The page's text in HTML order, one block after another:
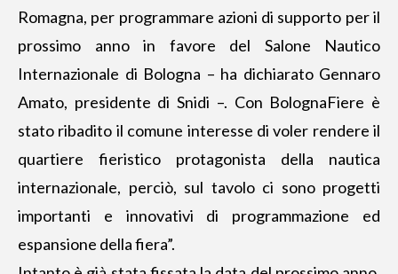
Romagna, per programmare azioni di supporto per il
prossimo anno in favore del Salone Nautico
Internazionale di Bologna – ha dichiarato Gennaro
Amato, presidente di Snidi –. Con BolognaFiere è
stato ribadito il comune interesse di voler rendere il
quartiere fieristico protagonista della nautica
internazionale, perciò, sul tavolo ci sono progetti
importanti e innovativi di programmazione ed
espansione della fiera”.